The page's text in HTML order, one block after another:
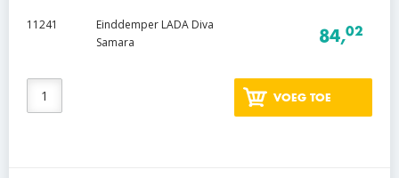
11241
Einddemper LADA Diva
Samara
84,02
VOEG TOE